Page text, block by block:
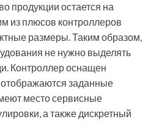
продукции остается на
из плюсов контроллеров
размеры. Таким образом,
не нужно выделять
Контроллер оснащен
заданные
место сервисные
а также дискретный